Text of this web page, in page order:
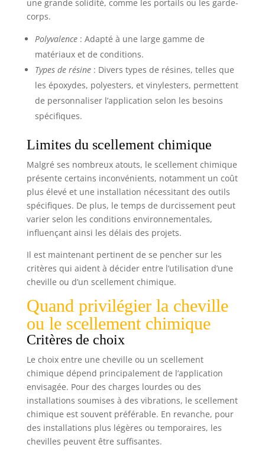
une grande solidité, comme les portails ou les garde-
corps.
Polyvalence: Adapté à une large gamme de
matériaux et de conditions.
Types de résine: Divers types de résines, telles que
les époxydes, polyesters, et vinylesters, permettent
de personnaliser l’application selon les besoins
spécifiques.
Limites du scellement chimique
Malgré ses nombreux atouts, le scellement chimique
présente certains inconvénients, notamment un coût
plus élevé et une installation nécessitant des outils
spécifiques. De plus, le temps de durcissement peut
varier selon les conditions environnementales,
influençant ainsi les délais des projets.
Il est maintenant pertinent de se pencher sur les
critères qui aident à décider entre l’utilisation d’une
cheville ou d’un scellement chimique.
Quand privilégier la cheville
ou le scellement chimique
Critères de choix
Le choix entre une cheville ou un scellement
chimique dépend principalement de l’application
envisagée. Pour des charges lourdes ou des
installations soumises à des vibrations, le scellement
chimique est souvent préférable. En revanche, pour
des installations plus légères ou temporaires, les
chevilles peuvent être suffisantes.